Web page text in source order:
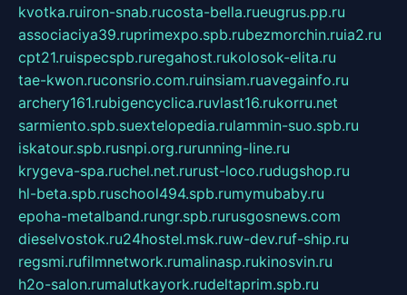
kvotka.ruiron-snab.rucosta-bella.rueugrus.pp.ru
associaciya39.ruprimexpo.spb.rubezmorchin.ruia2.ru
cpt21.ruispecspb.ruregahost.rukolosok-elita.ru
tae-kwon.ruconsrio.com.ruinsiam.ruavegainfo.ru
archery161.rubigencyclica.ruvlast16.rukorru.net
sarmiento.spb.suextelopedia.rulammin-suo.spb.ru
iskatour.spb.rusnpi.org.rurunning-line.ru
krygeva-spa.ruchel.net.rurust-loco.rudugshop.ru
hl-beta.spb.ruschool494.spb.rumymubaby.ru
epoha-metalband.rungr.spb.rurusgosnews.com
dieselvostok.ru24hostel.msk.ruw-dev.ruf-ship.ru
regsmi.rufilmnetwork.rumalinasp.rukinosvin.ru
h2o-salon.rumalutkayork.rudeltaprim.spb.ru